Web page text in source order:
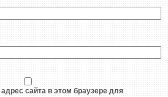
сайта в этом браузере для